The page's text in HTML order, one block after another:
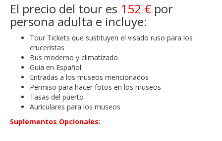
El precio del tour es 152 € por
persona adulta e incluye:
Tour Tickets que sustituyen el visado ruso para los
cruceristas
Bus moderno y climatizado
Guia en Español
Entradas a los museos mencionados
Permiso para hacer fotos en los museos
Tasas del puerto
Auriculares para los museos
Suplementos Opcionales: